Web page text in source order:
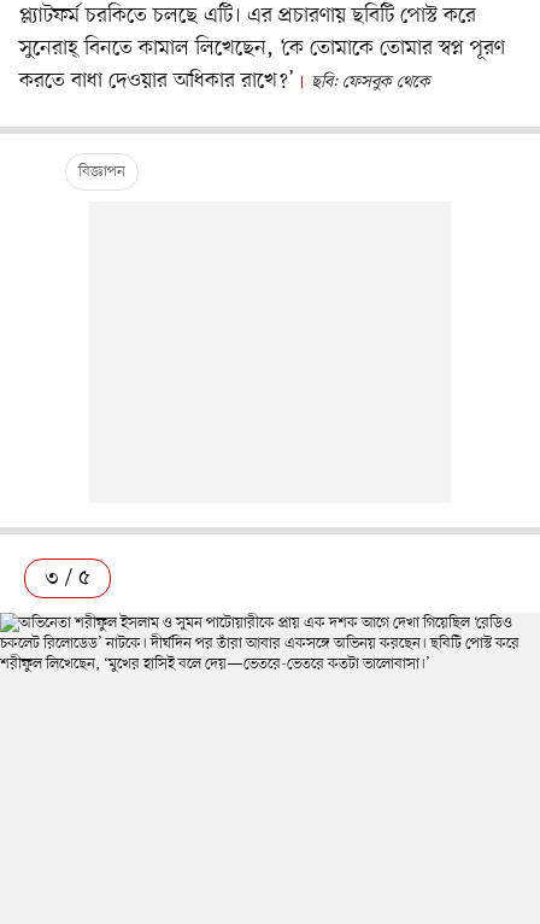
প্ল্যাটফর্ম চরকিতে চলছে এটি। এর প্রচারণায় ছবিটি পোস্ট করে
সুনেরাহ্ বিনতে কামাল লিখেছেন, ‘কে তোমাকে তোমার স্বপ্ন পূরণ
করতে বাধা দেওয়ার অধিকার রাখে?’
ছবি: ফেসবুক থেকে
৩ / ৫